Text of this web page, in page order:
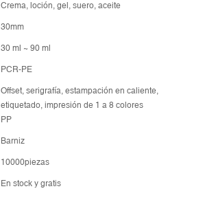
Crema, loción, gel, suero, aceite
30mm
30 ml ~ 90 ml
PCR-PE
Offset, serigrafía, estampación en caliente,
etiquetado, impresión de 1 a 8 colores
PP
Barniz
10000piezas
En stock y gratis